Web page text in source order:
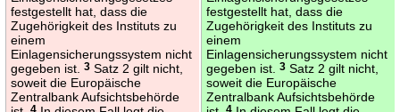
festgestellt hat, dass die
Zugehörigkeit des Instituts zu
einem
Einlagensicherungssystem nicht
gegeben ist.3 Satz 2 gilt nicht,
soweit die Europäische
Zentralbank Aufsichtsbehörde
4
festgestellt hat, dass die
Zugehörigkeit des Instituts zu
einem
Einlagensicherungssystem nicht
gegeben ist.3 Satz 2 gilt nicht,
soweit die Europäische
Zentralbank Aufsichtsbehörde
4